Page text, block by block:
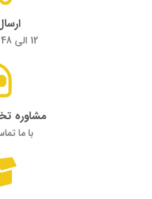
12 الی 48 ساعت کاری
مشاوره
با ما